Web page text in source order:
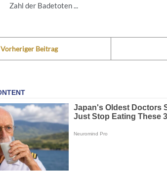
Zahl der Badetoten ...
Vorheriger Beitrag